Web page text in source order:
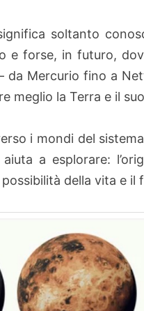
soltanto
e forse, in futuro,
da Mercurio fino a
meglio la Terra e il
i mondi del
a esplorare:
della vita e il